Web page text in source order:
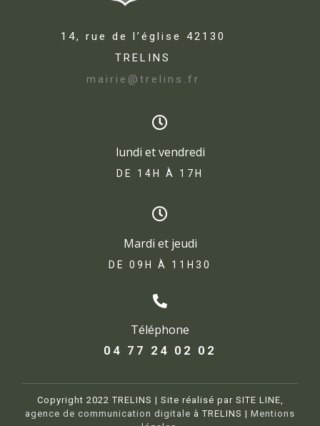
14, rue de l’église 42130
TRELINS
mairie@trelins.fr
lundi et vendredi
DE 14H À 17H​
Mardi et jeudi
DE 09H À 11H30
Téléphone
04 77 24 02 02
Copyright 2022 TRELINS | Site réalisé par SITE LINE,
agence de communication digitale à TRELINS | Mentions